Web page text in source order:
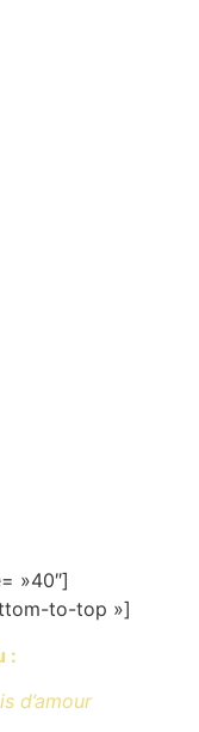
»40″]
to-top »]
:
d’amour